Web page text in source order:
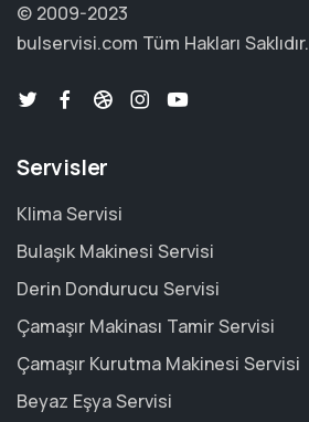
© 2009-2023
bulservisi.com Tüm Hakları Saklıdır.
Servisler
Klima Servisi
Bulaşık Makinesi Servisi
Derin Dondurucu Servisi
Çamaşır Makinası Tamir Servisi
Çamaşır Kurutma Makinesi Servisi
Beyaz Eşya Servisi